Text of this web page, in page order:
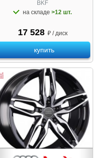
BKF
на складе >12 шт.
17 528 ₽ / диск
купить